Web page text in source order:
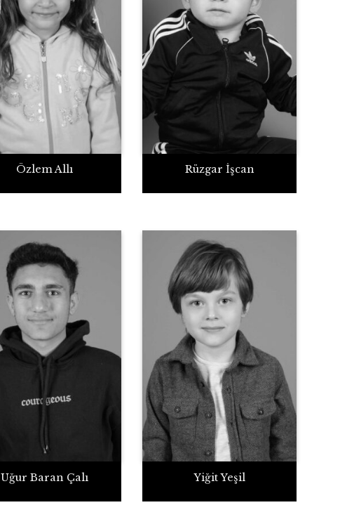
Özlem Allı Rüzgar İşcan
Uğur Baran Çalı Yiğit Yeşil